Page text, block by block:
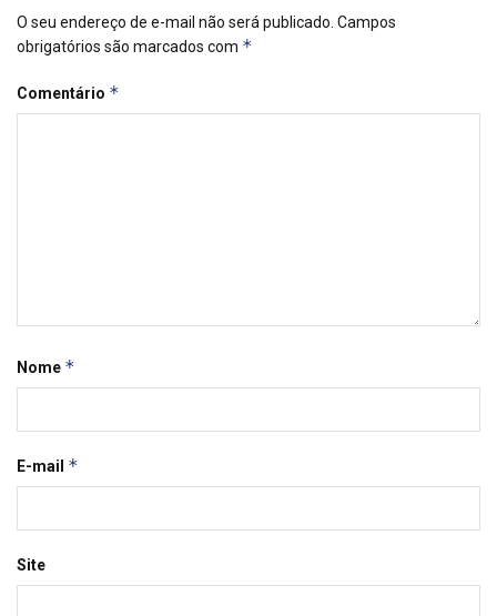
O seu endereço de e-mail não será publicado. Campos
obrigatórios são marcados com *
Comentário *
Nome *
E-mail *
Site